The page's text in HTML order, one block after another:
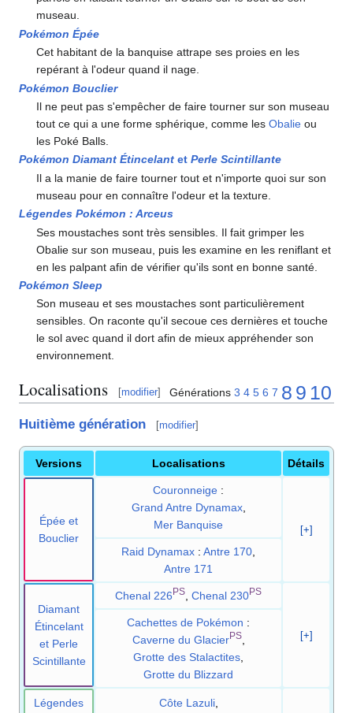
museau.
Pokémon Épée
Cet habitant de la banquise attrape ses proies en les
repérant à l'odeur quand il nage.
Pokémon Bouclier
Il ne peut pas s'empêcher de faire tourner sur son museau
tout ce qui a une forme sphérique, comme lesObalie ou
les Poké Balls.
Pokémon Diamant Étincelant et Perle Scintillante
Il a la manie de faire tourner tout et n'importe quoi sur son
museau pour en connaître l'odeur et la texture.
Légendes Pokémon : Arceus
Ses moustaches sont très sensibles. Il fait grimper les
Obalie sur son museau, puis les examine en les reniflant et
en les palpant afin de vérifier qu'ils sont en bonne santé.
Pokémon Sleep
Son museau et ses moustaches sont particulièrement
sensibles. On raconte qu'il secoue ces dernières et touche
le sol avec quand il dort afin de mieux appréhender son
environnement.
Localisations [modifier] Générations 3 4 5 6 7 8 9 10
Huitième génération [modifier]
Versions Localisations Détails
Épée et
Bouclier
Couronneige :
Grand Antre Dynamax,
Mer Banquise
[+]
Raid Dynamax : Antre 170
Antre 171
Diamant
Étincelant
et Perle
Scintillante
Chenal 226 PS Chenal 230PS
[+]
Cachettes de Pokémon :
Caverne du GlacierPS,
Grotte des Stalactites
Grotte du Blizzard
Légendes
Côte Lazuli,